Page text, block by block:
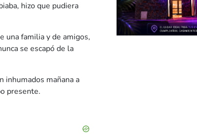
hizo que pudiera
una familia y de amigos,
se escapó de la
inhumados mañana a
presente.